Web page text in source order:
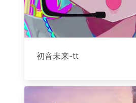
初音未来-tt